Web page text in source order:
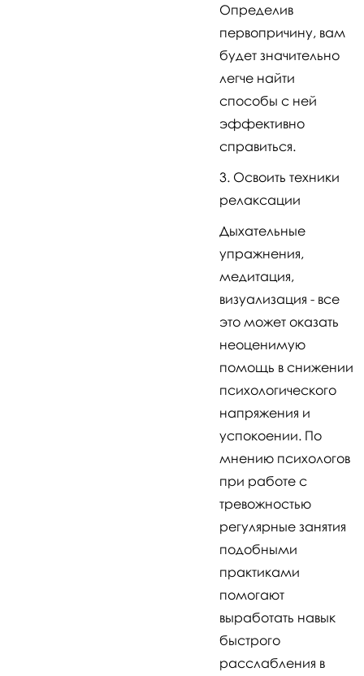
Определив
первопричину, вам
будет значительно
легче найти
способы с ней
эффективно
справиться.
Освоить техники
релаксации
Дыхательные
упражнения,
медитация,
визуализация - все
это может оказать
неоценимую
помощь в снижении
психологического
напряжения и
успокоении. По
мнению психологов
при работе с
тревожностью
регулярные занятия
подобными
практиками
помогают
выработать навык
быстрого
расслабления в